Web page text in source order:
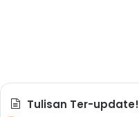
Tulisan Ter-update!